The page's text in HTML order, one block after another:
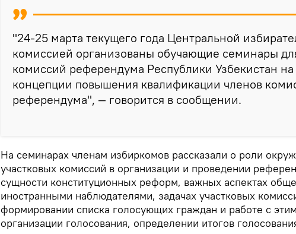
"24-25 марта текущего года Центральной
комиссией организованы обучающие семинары
комиссий референдума Республики Узбекистан на
концепции повышения квалификации членов
референдума", — говорится в сообщении.
На семинарах членам избиркомов рассказали о роли
участковых комиссий в организации и проведении
сущности конституционных реформ, важных аспектах
иностранными наблюдателями, задачах участковых
формировании списка голосующих граждан и работе с
организации голосования, определении итогов